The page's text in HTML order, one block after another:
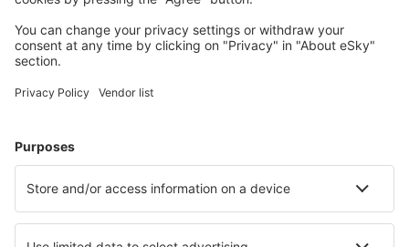
Cele mai căutate hoteluri de către utilizatorii eSky
Hoteluri în Germania - Orașe populare
Hoteluri în Zingst
Hoteluri în Kassel Hoteluri în Graal-Muritz
Hoteluri în Eckernforde Hoteluri în Husum